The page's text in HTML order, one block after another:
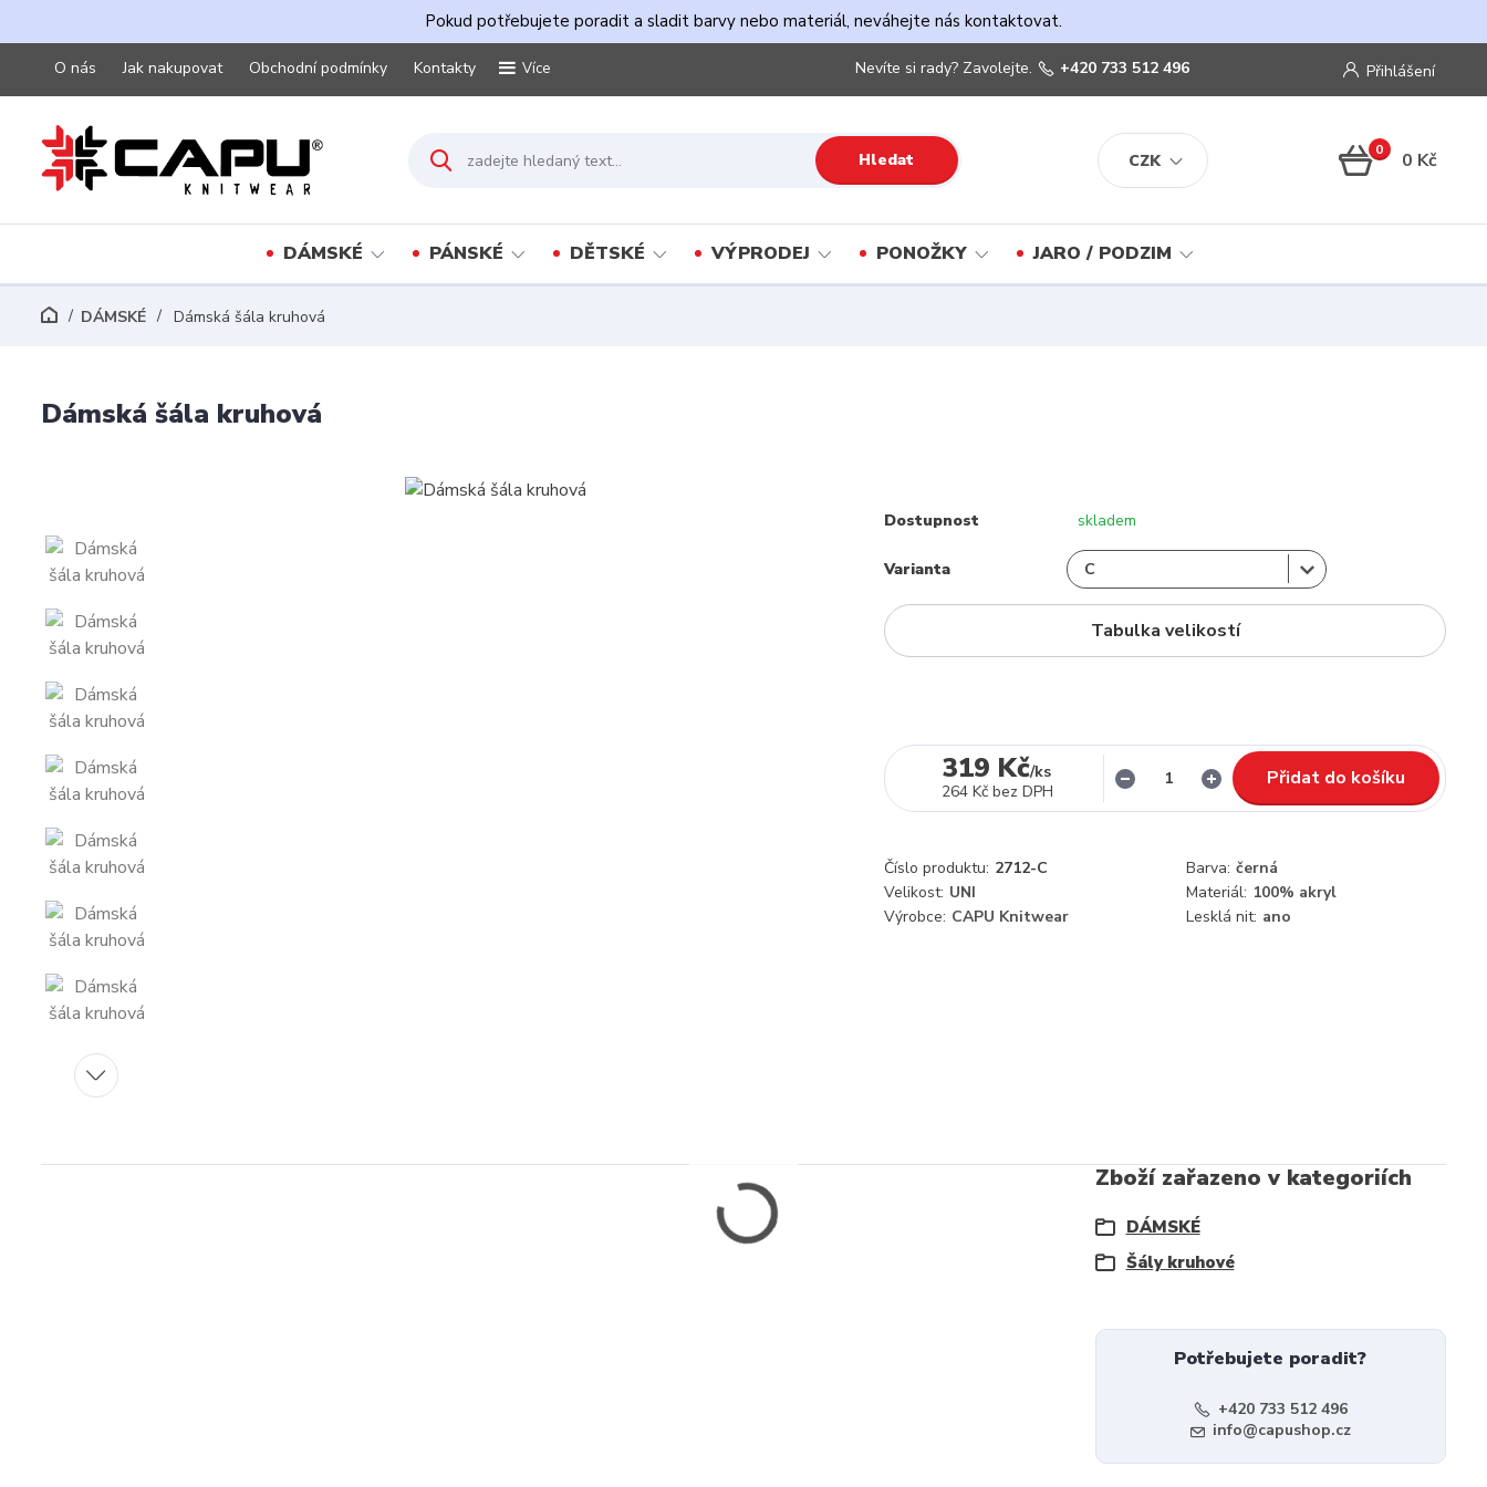
Pokud potřebujete poradit a sladit barvy nebo materiál, neváhejte nás kontaktovat.
O nás Jak nakupovat Obchodní podmínky Kontakty Více
CZK
Přihlášení
Hledat
Nevíte si rady? Zavolejte. +420 733 512 496
0 0 Kč
DÁMSKÉ PÁNSKÉ DĚTSKÉ VÝPRODEJ PONOŽKY JARO / PODZIM
DÁMSKÉ Dámská šála kruhová
Dámská šála kruhová
Dostupnost skladem
Varianta
Tabulka velikostí
319 Kč/ks
264 Kč bez DPH
Přidat do košíku
Číslo produktu: 2712-C Barva: černá
Velikost: UNI Materiál: 100% akryl
Výrobce: CAPU Knitwear Lesklá nit: ano
Zboží zařazeno v kategoriích
DÁMSKÉ
Šály kruhové
Potřebujete poradit?
+420 733 512 496
info@capushop.cz